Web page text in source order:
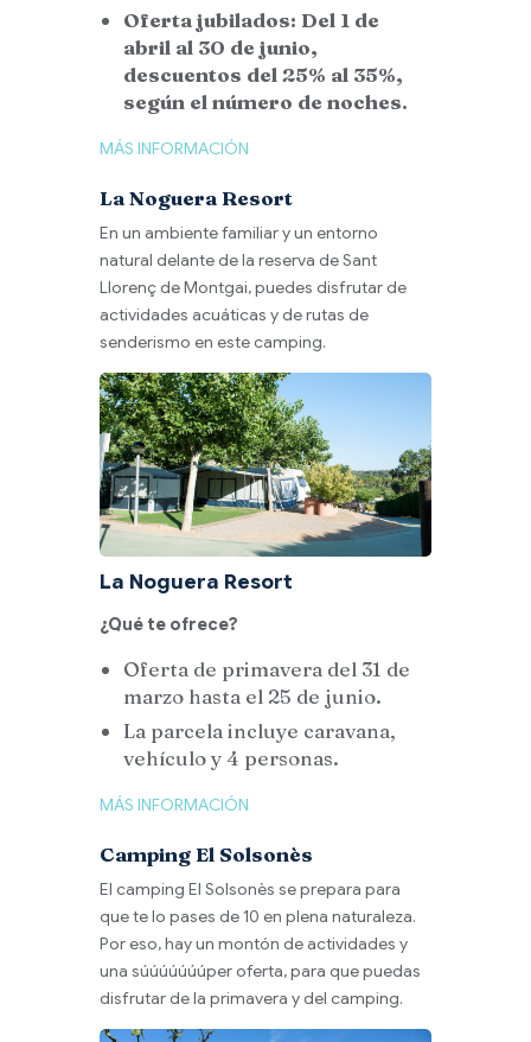
Oferta jubilados: Del 1 de
abril al 30 de junio,
descuentos del 25% al 35%,
según el número de noches.
MÁS INFORMACIÓN
La Noguera Resort
En un ambiente familiar y un entorno
natural delante de la reserva de Sant
Llorenç de Montgai, puedes disfrutar de
actividades acuáticas y de rutas de
senderismo en este camping.
La Noguera Resort
¿Qué te ofrece?
Oferta de primavera del 31 de
marzo hasta el 25 de junio.
La parcela incluye caravana,
vehículo y 4 personas.
MÁS INFORMACIÓN
Camping El Solsonès
El camping El Solsonès se prepara para
que te lo pases de 10 en plena naturaleza.
Por eso, hay un montón de actividades y
una súúúúúúúper oferta, para que puedas
disfrutar de la primavera y del camping.